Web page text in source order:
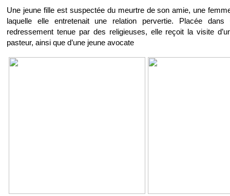
Une jeune fille est suspectée du meurtre de son amie, une
laquelle elle entretenait une relation pervertie. Placée
redressement tenue par des religieuses, elle reçoit la visite
pasteur, ainsi que d’une jeune avocate